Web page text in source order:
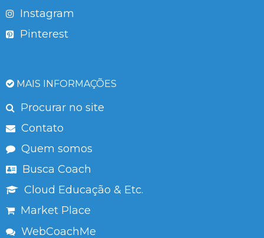
Instagram
Pinterest
MAIS INFORMAÇÕES
Procurar no site
Contato
Quem somos
Busca Coach
Cloud Educação & Etc.
Market Place
WebCoachMe